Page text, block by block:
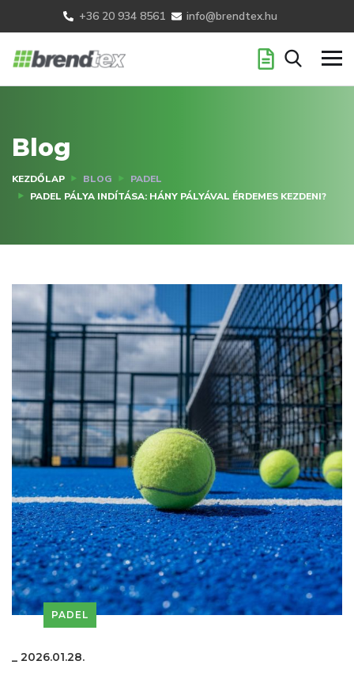
+36 20 934 8561 info@brendtex.hu
Blog
KEZDŐLAP BLOG
PADEL
PADEL PÁLYA INDÍTÁSA: HÁNY PÁLYÁVAL ÉRDEMES KEZDENI?
PADEL
2026.01.28.